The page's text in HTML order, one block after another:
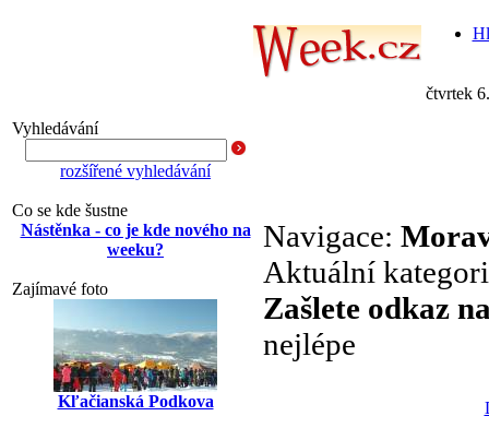
čtvrtek
Vyhledávání
rozšířené vyhledávání
Co se kde šustne
Nástěnka - co je kde nového na
weeku?
Zajímavé foto
Kľačianská Podkova
Navigace:
Aktuální
Zašlete odkaz
nejlépe